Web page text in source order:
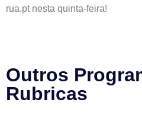
rua.pt nesta quinta-feira!
Outros
Rubricas